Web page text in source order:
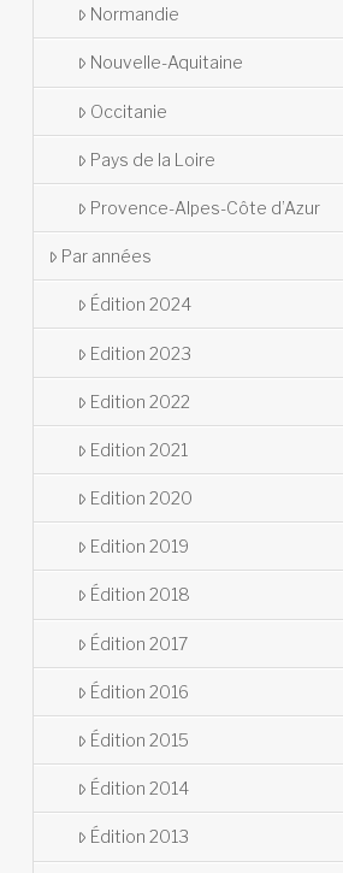
Normandie
Nouvelle-Aquitaine
Occitanie
Pays de la Loire
Provence-Alpes-Côte d’Azur
Par années
Édition 2024
Edition 2023
Edition 2022
Edition 2021
Edition 2020
Edition 2019
Édition 2018
Édition 2017
Édition 2016
Édition 2015
Édition 2014
Édition 2013